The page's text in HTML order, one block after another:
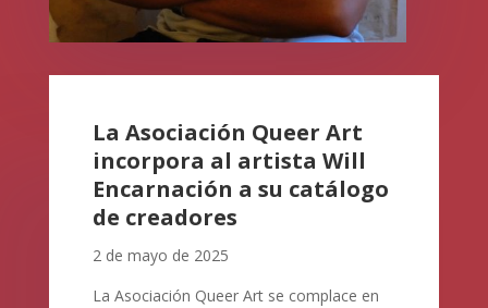
La Asociación Queer Art
incorpora al artista Will
Encarnación a su catálogo
de creadores
2 de mayo de 2025
La Asociación Queer Art se complace en